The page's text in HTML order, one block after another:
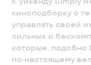
киноподборку о
управлять своей
сильных и
которые, подобно
по-настоящему